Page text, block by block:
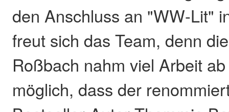
den Anschluss an "WW-Lit"
freut sich das Team, denn
Roßbach nahm viel Arbeit
möglich, dass der